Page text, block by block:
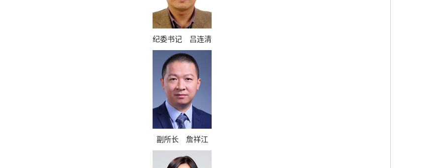
纪委书记 吕连清
副所长 詹祥江